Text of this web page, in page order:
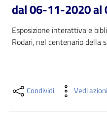
Scopri
contenuti
dal 06-11-2020 al
Esposizione interattiva e
Rodari, nel centenario della
Condividi Vedi azioni